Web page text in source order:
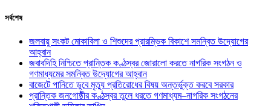
সর্বশেষ
জলবায়ু সংকট মোকাবিলা ও শিশুদের প্রারম্ভিক বিকাশে সমন্বিত উদ্যোগের
আহ্বান
জবাবদিহি নিশ্চিতে প্রান্তিক কণ্ঠস্বর জোরালো করতে নাগরিক সংগঠন ও
গণমাধ্যমের সমন্বিত উদ্যোগের আহ্বান
বাজেটে পানিতে ডুবে মৃত্যু প্রতিরোধের বিষয় অন্তর্ভুক্ত করবে সরকার
প্রান্তিক জনগোষ্ঠীর কণ্ঠস্বর তুলে ধরতে গণমাধ্যম–নাগরিক সংগঠনের